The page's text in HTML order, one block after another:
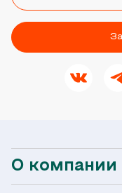
О компании